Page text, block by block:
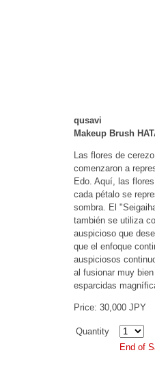
qusavi
Makeup Brush
Las flores de
comenzaron a
Edo. Aquí, las
cada pétalo se
sombra. El
también se utiliza
auspicioso que
que el enfoque
auspiciosos
al fusionar muy
esparcidas
Price: 30,000 JPY
Quantity
End of